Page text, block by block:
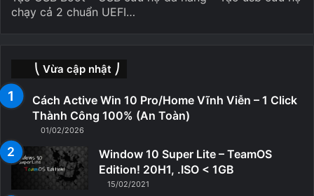
chạy cả 2 chuẩn UEFI…
⎝ Vừa cập nhật ⎠
Cách Active Win 10 Pro/Home Vĩnh Viễn – 1 Click
Thành Công 100% (An Toàn)
01/02/2026
Window 10 Super Lite – TeamOS
Edition! 20H1, .ISO < 1GB
15/02/2021